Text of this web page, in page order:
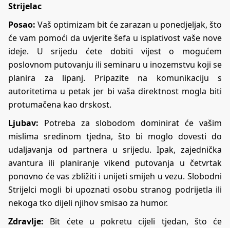
Strijelac
Posao: Vaš optimizam bit će zarazan u ponedjeljak, što
će vam pomoći da uvjerite šefa u isplativost vaše nove
ideje. U srijedu ćete dobiti vijest o mogućem
poslovnom putovanju ili seminaru u inozemstvu koji se
planira za lipanj. Pripazite na komunikaciju s
autoritetima u petak jer bi vaša direktnost mogla biti
protumačena kao drskost.
Ljubav: Potreba za slobodom dominirat će vašim
mislima sredinom tjedna, što bi moglo dovesti do
udaljavanja od partnera u srijedu. Ipak, zajednička
avantura ili planiranje vikend putovanja u četvrtak
ponovno će vas zbližiti i unijeti smijeh u vezu. Slobodni
Strijelci mogli bi upoznati osobu stranog podrijetla ili
nekoga tko dijeli njihov smisao za humor.
Zdravlje: Bit ćete u pokretu cijeli tjedan, što će